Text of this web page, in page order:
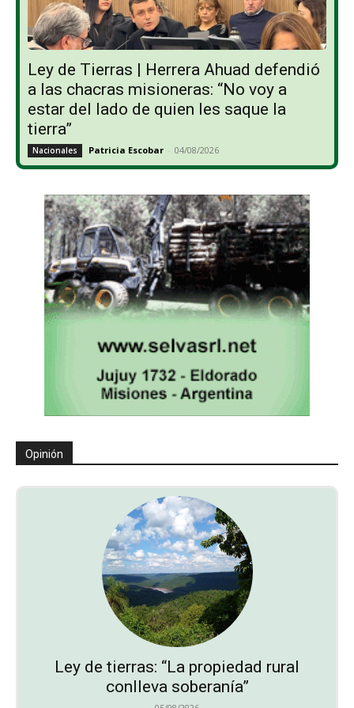
Ley de Tierras | Herrera Ahuad defendió
a las chacras misioneras: “No voy a
estar del lado de quien les saque la
tierra”
Nacionales Patricia Escobar - 04/08/2026
Opinión
Ley de tierras: “La propiedad rural
conlleva soberanía”